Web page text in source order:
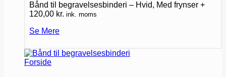
Bånd til begravelsesbinderi – Hvid, Med frynser +
120,00 kr. ink. moms
Se Mere
Forside